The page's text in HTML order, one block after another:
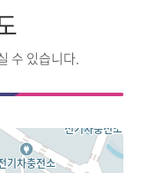
수 있습니다.